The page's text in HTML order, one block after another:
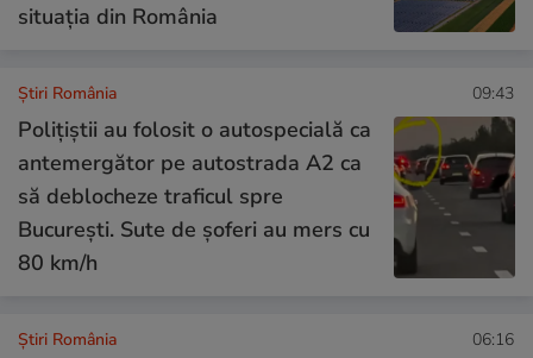
situația din România
Știri România 09:43
Polițiștii au folosit o autospecială ca
antemergător pe autostrada A2 ca
să deblocheze traficul spre
București. Sute de șoferi au mers cu
80 km/h
Știri România 06:16